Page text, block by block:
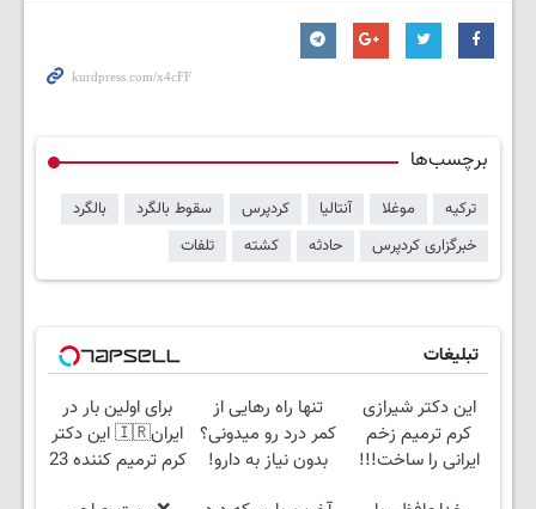
برچسب‌ها
ترکیه موغلا آنتالیا کردپرس سقوط بالگرد
بالگرد
خبرگزاری کردپرس
حادثه کشته تلفات
تبلیغات
این دکتر شیرازی
کرم ترمیم زخم
ایرانی را ساخت!!!
تنها راه رهایی از
کمر درد رو میدونی؟
بدون نیاز به دارو!
برای اولین بار در
ایران🇮🇷 این دکتر
کرم ترمیم کننده 23